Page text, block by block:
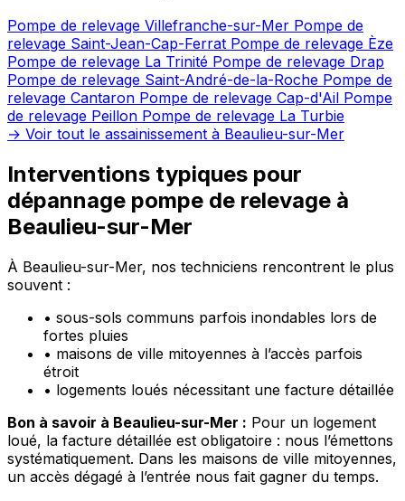
Pompe de relevage Villefranche-sur-Mer Pompe de
relevage Saint-Jean-Cap-Ferrat Pompe de relevage Èze
Pompe de relevage La Trinité Pompe de relevage Drap
Pompe de relevage Saint-André-de-la-Roche Pompe de
relevage Cantaron Pompe de relevage Cap-d'Ail Pompe
de relevage Peillon Pompe de relevage La Turbie
→ Voir tout le assainissement à Beaulieu-sur-Mer
Interventions typiques pour
dépannage pompe de relevage à
Beaulieu-sur-Mer
À Beaulieu-sur-Mer, nos techniciens rencontrent le plus
souvent :
• sous-sols communs parfois inondables lors de
fortes pluies
• maisons de ville mitoyennes à l’accès parfois
étroit
• logements loués nécessitant une facture détaillée
Bon à savoir à Beaulieu-sur-Mer : Pour un logement
loué, la facture détaillée est obligatoire : nous l’émettons
systématiquement. Dans les maisons de ville mitoyennes,
un accès dégagé à l’entrée nous fait gagner du temps.